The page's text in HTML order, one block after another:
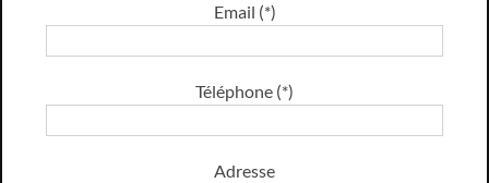
Email (*)
Téléphone (*)
Adresse